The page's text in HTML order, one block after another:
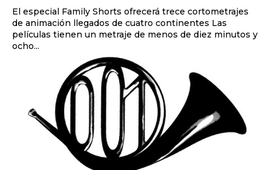
El especial Family Shorts ofrecerá trece cortometrajes
de animación llegados de cuatro continentes Las
películas tienen un metraje de menos de diez minutos y
ocho...